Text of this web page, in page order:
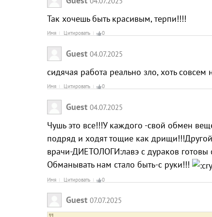
Так хочешь быть красивым, терпи!!!!
Имя Цитировать 0
Guest 04.07.2025
сидячая работа реально зло, хоть
Имя Цитировать 0
Guest 04.07.2025
Чушь это все!!!У каждого -свой обмен
подряд и ходят тощие как дрищи!!!Другой
врачи-ДИЕТОЛОГИ:лавэ с дураков готовы
Обманывать нам стало быть-с руки!!!
Имя Цитировать 0
Guest 07.07.2025